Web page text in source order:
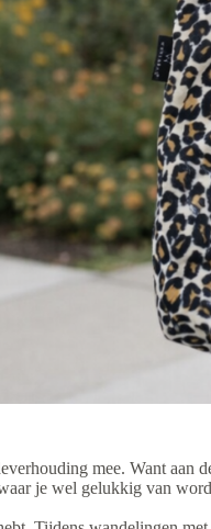
mee. Want
je wel gelukkig van